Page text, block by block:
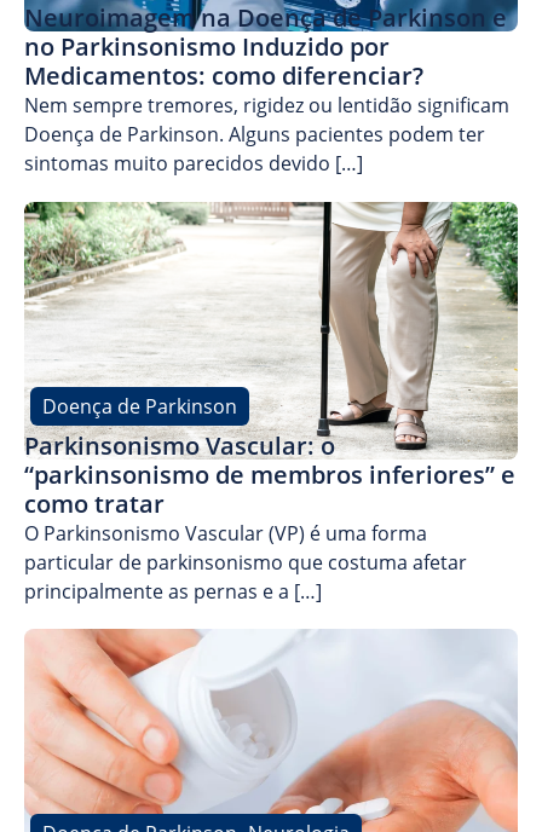
Neuroimagem na Doença de Parkinson e
no Parkinsonismo Induzido por
Medicamentos: como diferenciar?
Nem sempre tremores, rigidez ou lentidão significam
Doença de Parkinson. Alguns pacientes podem ter
sintomas muito parecidos devido […]
Doença de Parkinson
Parkinsonismo Vascular: o
“parkinsonismo de membros inferiores” e
como tratar
O Parkinsonismo Vascular (VP) é uma forma
particular de parkinsonismo que costuma afetar
principalmente as pernas e a […]